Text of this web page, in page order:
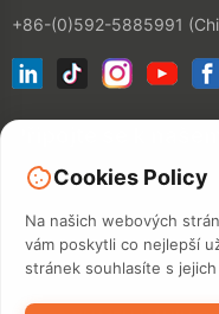
+86-(0)592-5885991
Cookies Policy
Na našich webových
vám poskytli co nejlepší
stránek souhlasíte s